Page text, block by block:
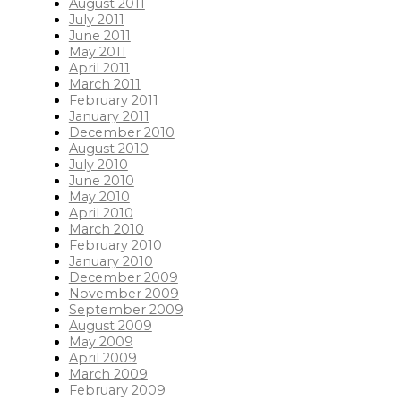
August 2011
July 2011
June 2011
May 2011
April 2011
March 2011
February 2011
January 2011
December 2010
August 2010
July 2010
June 2010
May 2010
April 2010
March 2010
February 2010
January 2010
December 2009
November 2009
September 2009
August 2009
May 2009
April 2009
March 2009
February 2009